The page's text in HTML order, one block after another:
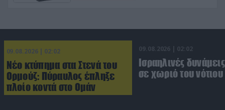
09.08.2026 | 02:02
Νέο κτύπημα στα Στενά του
Ορμούζ: Πύραυλος έπληξε
πλοίο κοντά στο Ομάν
09.08.2026 | 02:02
Ισραηλινές
σε χωριό του